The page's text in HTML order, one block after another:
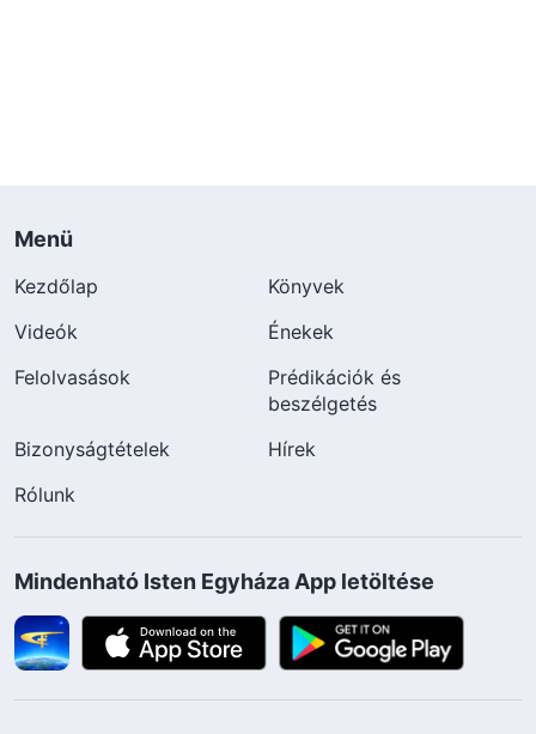
Menü
Kezdőlap
Könyvek
Videók
Énekek
Felolvasások
Prédikációk és
beszélgetés
Bizonyságtételek
Hírek
Rólunk
Mindenható Isten Egyháza App letöltése